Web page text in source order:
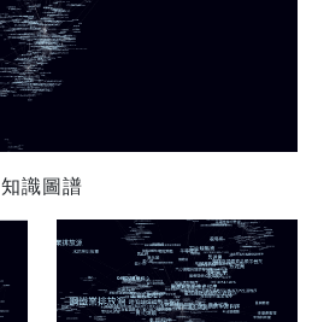
知識圖譜